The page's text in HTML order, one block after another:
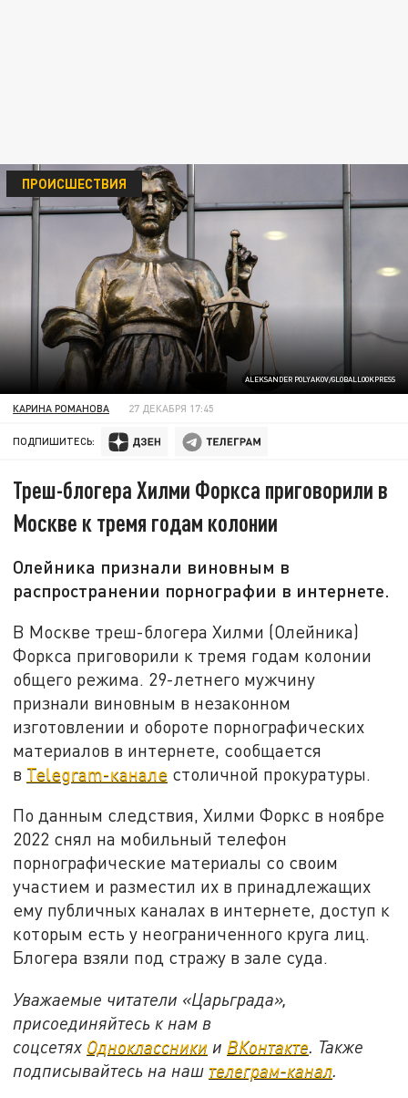
ALEKSANDER POLYAKOV/GLOBALLOOKPRESS
ПРОИСШЕСТВИЯ
КАРИНА РОМАНОВА 27 ДЕКАБРЯ 17:45
ПОДПИШИТЕСЬ:
Треш-блогера Хилми Форкса приговорили в
Москве к тремя годам колонии
Олейника признали виновным в
распространении порнографии в интернете.
В Москве треш-блогера Хилми (Олейника)
Форкса приговорили к тремя годам колонии
общего режима. 29-летнего мужчину
признали виновным в незаконном
изготовлении и обороте порнографических
материалов в интернете, сообщается
в Telegram-канале столичной прокуратуры.
По данным следствия, Хилми Форкс в ноябре
2022 снял на мобильный телефон
порнографические материалы со своим
участием и разместил их в принадлежащих
ему публичных каналах в интернете, доступ к
которым есть у неограниченного круга лиц.
Блогера взяли под стражу в зале суда.
Уважаемые читатели «Царьграда»,
присоединяйтесь к нам в
соцсетях Одноклассники и ВКонтакте. Также
подписывайтесь на наш телеграм-канал.